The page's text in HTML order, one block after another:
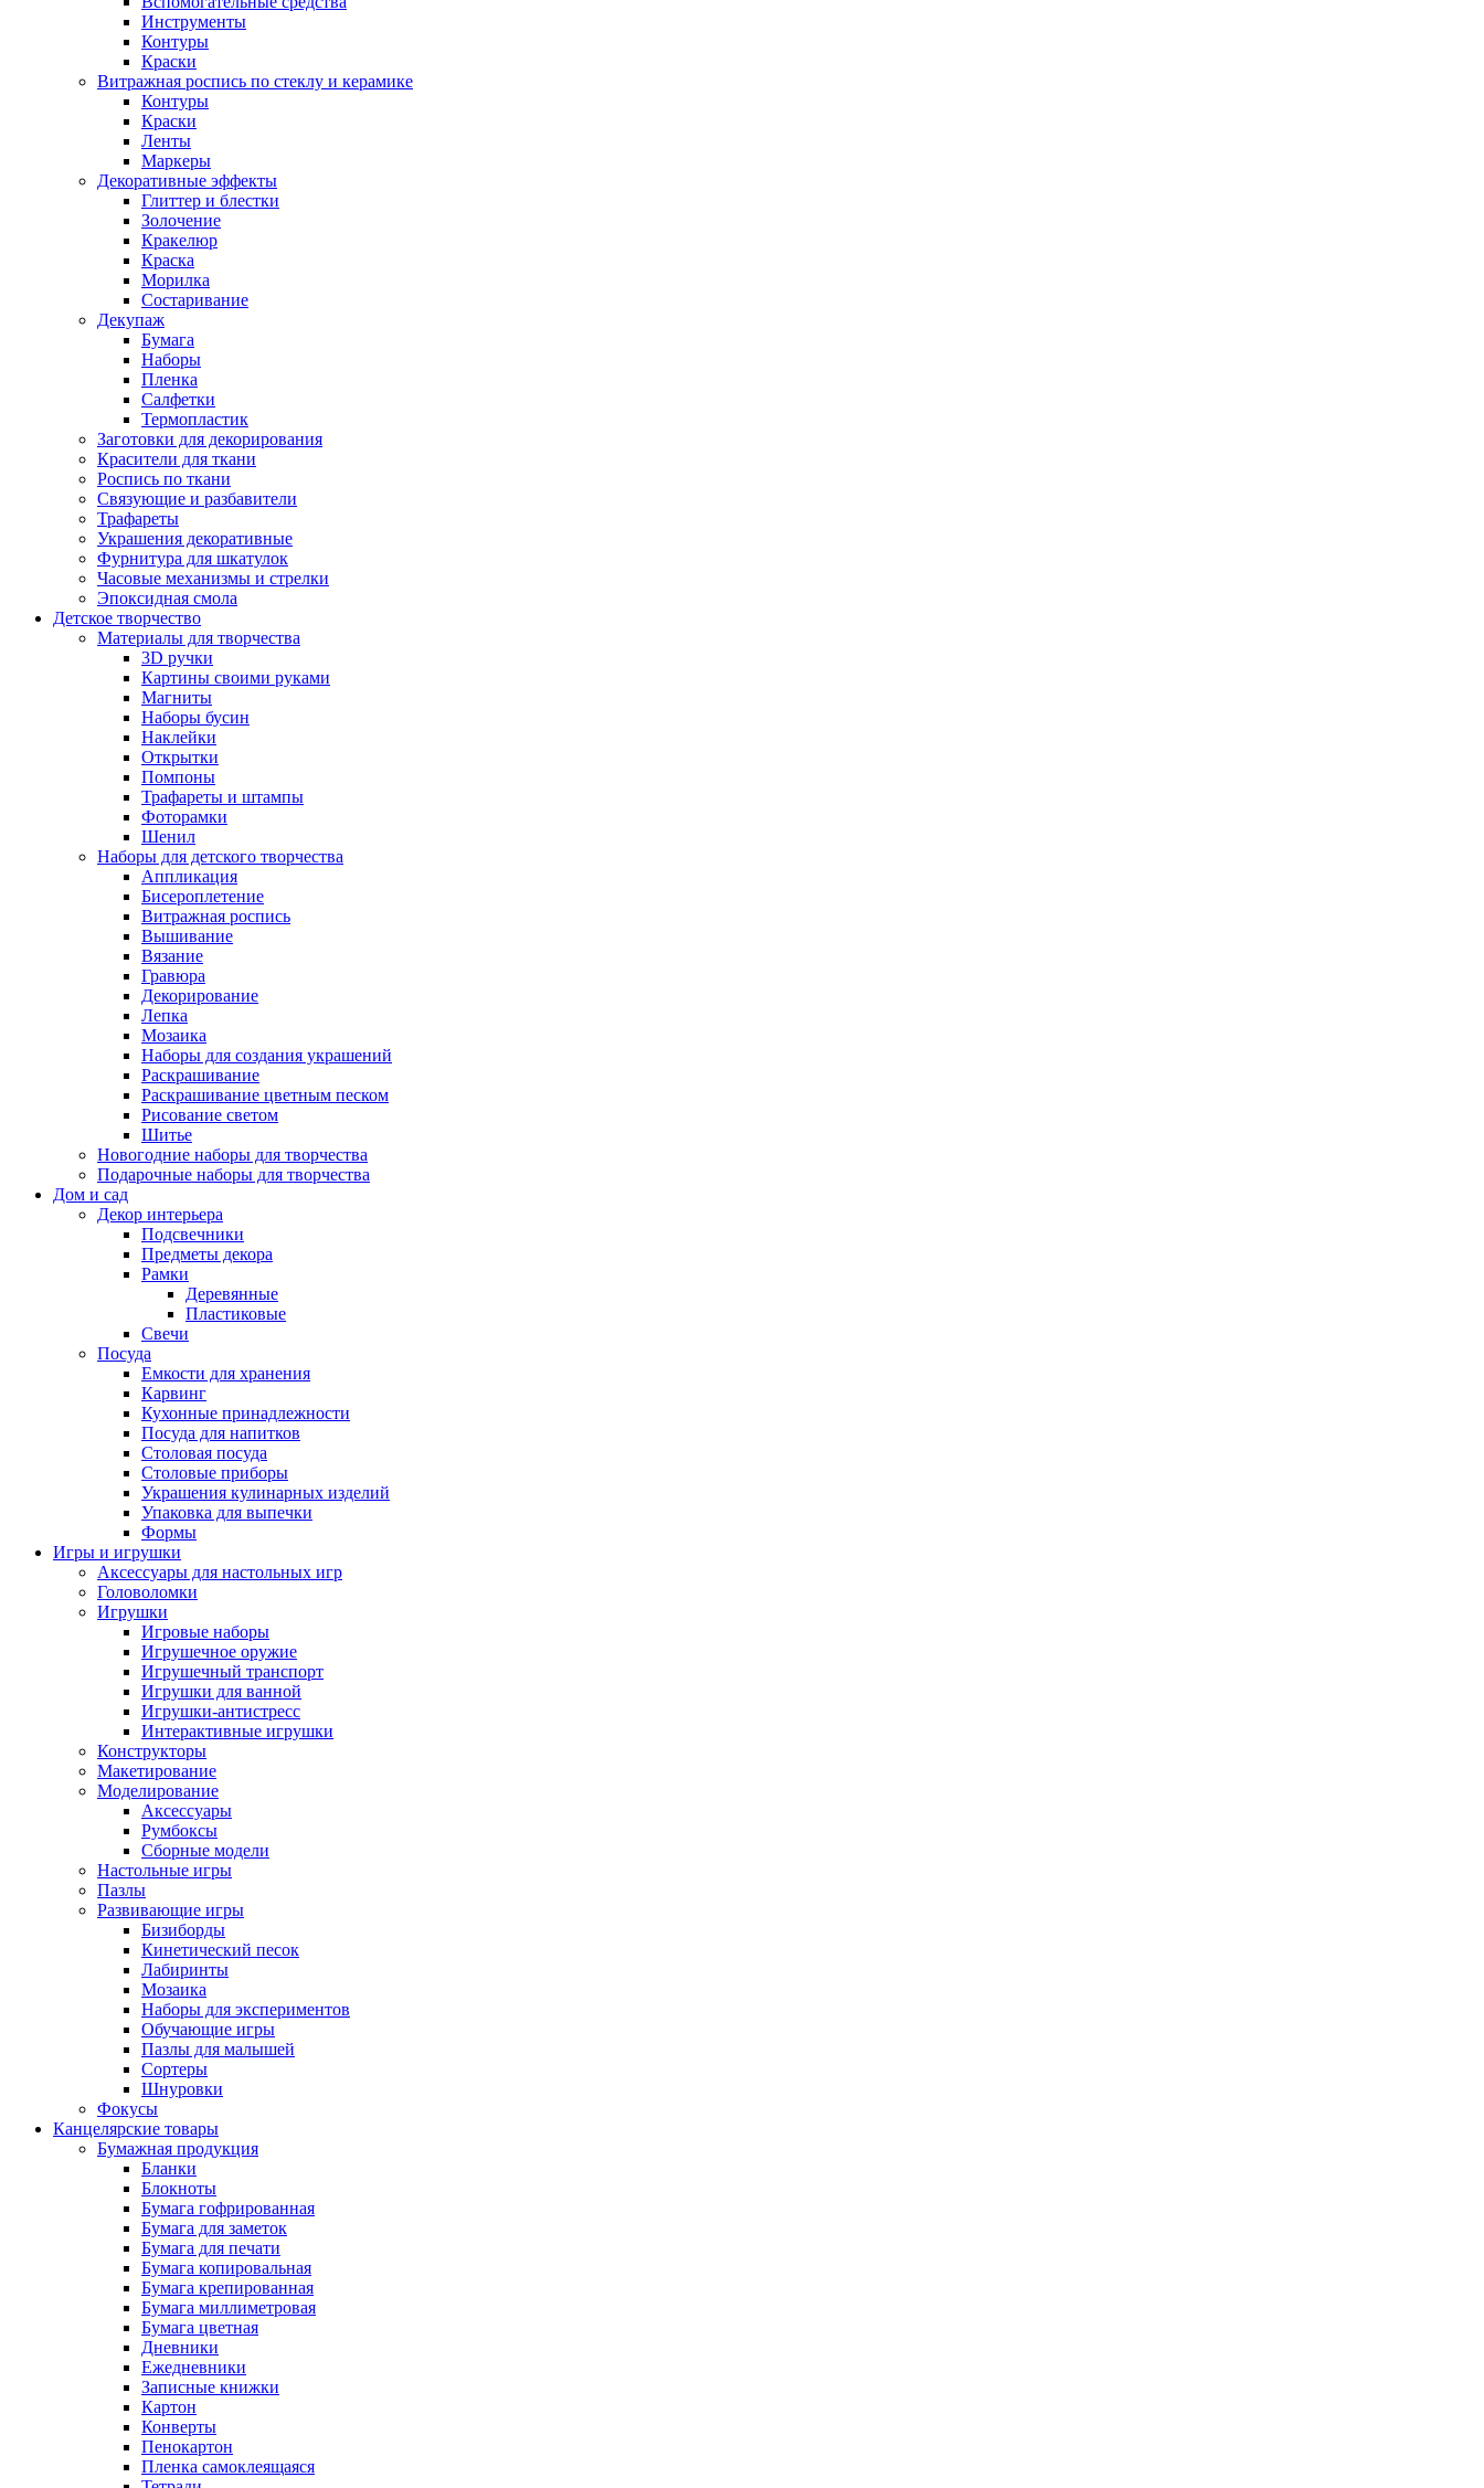
Инструменты
Контуры
Краски
Витражная роспись по стеклу и керамике
Контуры
Краски
Ленты
Маркеры
Декоративные эффекты
Глиттер и блестки
Золочение
Кракелюр
Краска
Морилка
Состаривание
Декупаж
Бумага
Наборы
Пленка
Салфетки
Термопластик
Заготовки для декорирования
Красители для ткани
Роспись по ткани
Связующие и разбавители
Трафареты
Украшения декоративные
Фурнитура для шкатулок
Часовые механизмы и стрелки
Эпоксидная смола
Детское творчество
Материалы для творчества
3D ручки
Картины своими руками
Магниты
Наборы бусин
Наклейки
Открытки
Помпоны
Трафареты и штампы
Фоторамки
Шенил
Наборы для детского творчества
Аппликация
Бисероплетение
Витражная роспись
Вышивание
Вязание
Гравюра
Декорирование
Лепка
Мозаика
Наборы для создания украшений
Раскрашивание
Раскрашивание цветным песком
Рисование светом
Шитье
Новогодние наборы для творчества
Подарочные наборы для творчества
Дом и сад
Декор интерьера
Подсвечники
Предметы декора
Рамки
Деревянные
Пластиковые
Свечи
Посуда
Емкости для хранения
Карвинг
Кухонные принадлежности
Посуда для напитков
Столовая посуда
Столовые приборы
Украшения кулинарных изделий
Упаковка для выпечки
Формы
Игры и игрушки
Аксессуары для настольных игр
Головоломки
Игрушки
Игровые наборы
Игрушечное оружие
Игрушечный транспорт
Игрушки для ванной
Игрушки-антистресс
Интерактивные игрушки
Конструкторы
Макетирование
Моделирование
Аксессуары
Румбоксы
Сборные модели
Настольные игры
Пазлы
Развивающие игры
Бизиборды
Кинетический песок
Лабиринты
Мозаика
Наборы для экспериментов
Обучающие игры
Пазлы для малышей
Сортеры
Шнуровки
Фокусы
Канцелярские товары
Бумажная продукция
Бланки
Блокноты
Бумага гофрированная
Бумага для заметок
Бумага для печати
Бумага копировальная
Бумага крепированная
Бумага миллиметровая
Бумага цветная
Дневники
Ежедневники
Записные книжки
Картон
Конверты
Пенокартон
Пленка самоклеящаяся